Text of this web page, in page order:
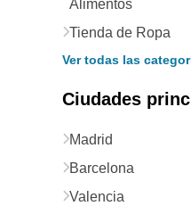
Alimentos
Tienda de Ropa
Ver todas las
Ciudades
Madrid
Barcelona
Valencia